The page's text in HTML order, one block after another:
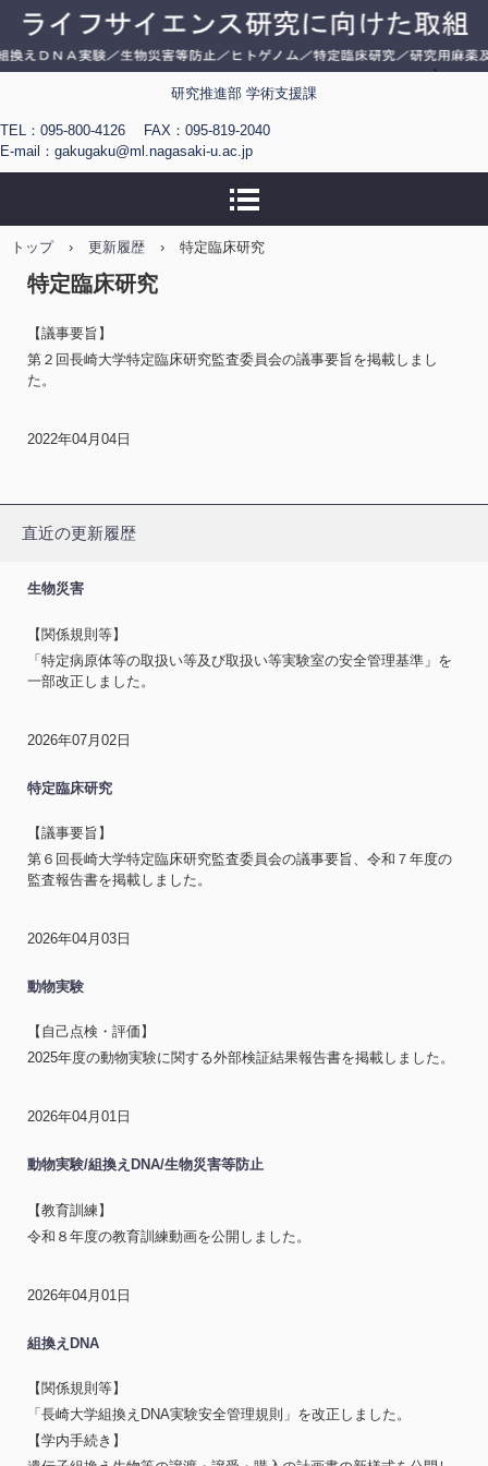
ライフサイエンス研究に
向けた取組（長崎大学）
研究推進部 学術支援課
TEL：095-800-4126 FAX：095-819-2040
E-mail：gakugaku@ml.nagasaki-u.ac.jp
トップ › 更新履歴 › 特定臨床研究
特定臨床研究
【議事要旨】
第２回長崎大学特定臨床研究監査委員会の議事要旨を掲載しまし
た。
2022年04月04日
直近の更新履歴
生物災害
【関係規則等】
「特定病原体等の取扱い等及び取扱い等実験室の安全管理基準」を
一部改正しました。
2026年07月02日
特定臨床研究
【議事要旨】
第６回長崎大学特定臨床研究監査委員会の議事要旨、令和７年度の
監査報告書を掲載しました。
2026年04月03日
動物実験
【自己点検・評価】
2025年度の動物実験に関する外部検証結果報告書を掲載しました。
2026年04月01日
動物実験/組換えDNA/生物災害等防止
【教育訓練】
令和８年度の教育訓練動画を公開しました。
2026年04月01日
組換えDNA
【関係規則等】
「長崎大学組換えDNA実験安全管理規則」を改正しました。
【学内手続き】